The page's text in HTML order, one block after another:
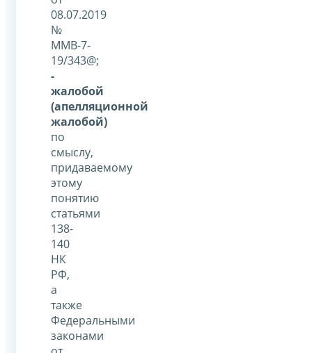
08.07.2019
№
ММВ-7-
19/343@;
-
жалобой
(апелляционной
жалобой)
по
смыслу,
придаваемому
этому
понятию
статьями
138-
140
НК
РФ,
а
также
Федеральными
законами